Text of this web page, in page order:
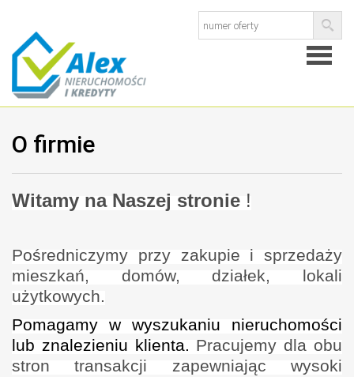
Kontakt
O firmie
Witamy na Naszej stronie !
Pośredniczymy przy zakupie i sprzedaży
mieszkań, domów, działek, lokali
użytkowych.
Pomagamy w wyszukaniu nieruchomości
lub znalezieniu klienta. Pracujemy dla obu
stron transakcji zapewniając wysoki